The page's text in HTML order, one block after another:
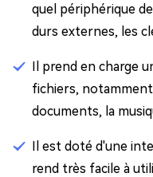
quel périphérique
durs externes, les
Il prend en charge
fichiers,
documents, la
Il est doté d'une
rend très facile à